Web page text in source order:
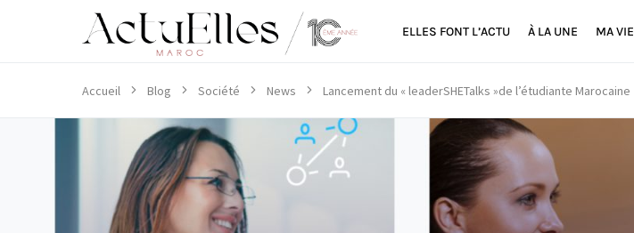
ELLES FONT L’ACTU À LA UNE MA VIE
Accueil Blog Société News Lancement du « leaderSHETalks »de l’étudiante Marocaine